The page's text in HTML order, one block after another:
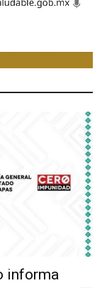
informa